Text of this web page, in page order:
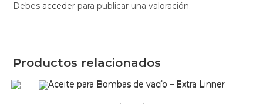
Debes acceder para publicar una valoración.
Productos relacionados